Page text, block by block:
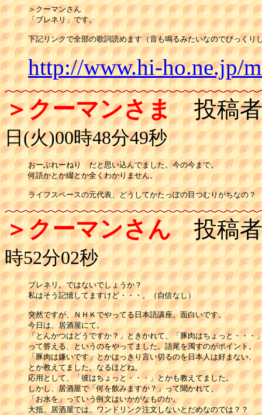
＞クーマンさん
「ブレネリ」です。
下記リンクで全部の歌詞読めます（音も鳴るみたいなのでびっくり
http://www.hi-ho.ne.jp/
＞クーマンさま投稿
日(火)00時48分49秒
おーぶれーねり　だと思い込んでました。今の今まで。
何語かとか綴とか全くわかりません。
ライフスペースの元代表、どうしてかたっぽの目つむりがちなの？
＞クーマンさん投稿
時52分02秒
ブレネリ。ではないでしょうか？
私はそう記憶してますけど・・・。（自信なし）
突然ですが、ＮＨＫでやってる日本語講座。面白いです。
今日は、居酒屋にて。
「とんかつはどうですか？」ときかれて、「豚肉はちょっと・・・
って答える、というのをやってました。語尾を濁すのがポイント。
「豚肉は嫌いです」とかはっきり言い切るのを日本人は好まない、
とか教えてました。なるほどね。
応用として、「彼はちょっと・・・」とかも教えてました。
しかし、居酒屋で「何を飲みますか？」って聞かれて、
「お水を」っていう例文はいかがなものか。
大抵、居酒屋では、ワンドリンク注文しないとだめなのでは？？